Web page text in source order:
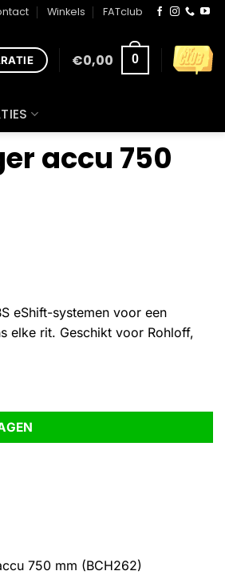
Winkels FATclub
€0,00 0
accu 750
eShift-systemen voor een
elke rit. Geschikt voor Rohloff,
750 mm (BCH262)